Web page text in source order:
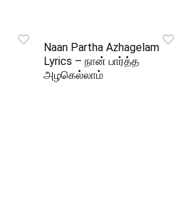
Naan Partha Azhagelam
Lyrics – நான் பார்த்த
அழகெல்லாம்